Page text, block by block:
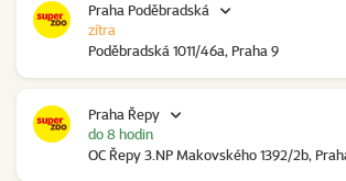
Praha Poděbradská
Poděbradská 1011/46a, Praha 9
zítra
Praha Řepy
OC Řepy 3.NP Makovského 1392/2b,
do 8 hodin